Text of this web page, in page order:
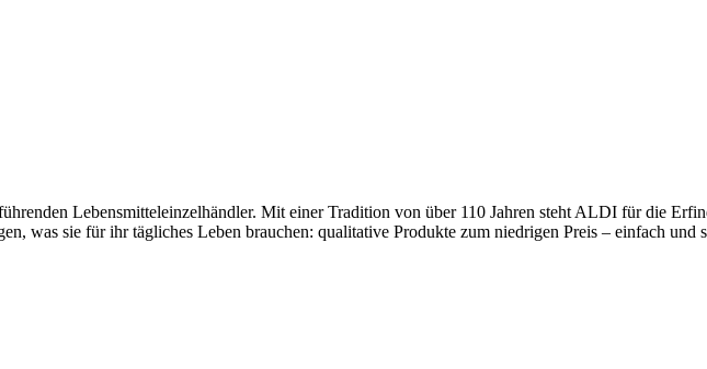
Lebensmitteleinzelhändler. Mit einer Tradition von über 110 Jahren steht ALDI für die
was sie für ihr tägliches Leben brauchen: qualitative Produkte zum niedrigen Preis – einfach und